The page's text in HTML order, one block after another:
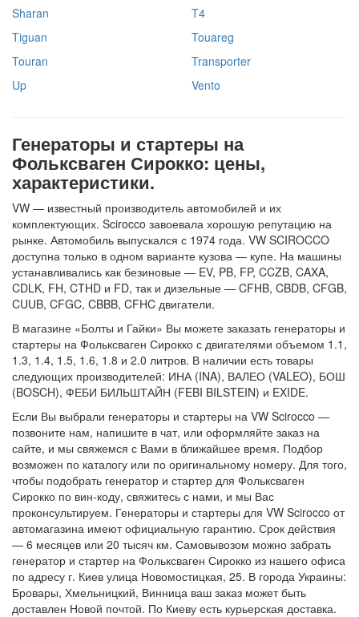
Sharan
T4
Tiguan
Touareg
Touran
Transporter
Up
Vento
Генераторы и стартеры на
Фольксваген Сирокко: цены,
характеристики.
VW — известный производитель автомобилей и их
комплектующих. Scirocco завоевала хорошую репутацию на
рынке. Автомобиль выпускался с 1974 года. VW SCIROCCO
доступна только в одном варианте кузова — купе. На машины
устанавливались как безиновые — EV, PB, FP, CCZB, CAXA,
CDLK, FH, CTHD и FD, так и дизельные — CFHB, CBDB, CFGB,
CUUB, CFGC, CBBB, CFHC двигатели.
В магазине «Болты и Гайки» Вы можете заказать генераторы и
стартеры на Фольксваген Сирокко с двигателями объемом 1.1,
1.3, 1.4, 1.5, 1.6, 1.8 и 2.0 литров. В наличии есть товары
следующих производителей: ИНА (INA), ВАЛЕО (VALEO), БОШ
(BOSCH), ФЕБИ БИЛЬШТАЙН (FEBI BILSTEIN) и EXIDE.
Если Вы выбрали генераторы и стартеры на VW Scirocco —
позвоните нам, напишите в чат, или оформляйте заказ на
сайте, и мы свяжемся с Вами в ближайшее время. Подбор
возможен по каталогу или по оригинальному номеру. Для того,
чтобы подобрать генератор и стартер для Фольксваген
Сирокко по вин-коду, свяжитесь с нами, и мы Вас
проконсультируем. Генераторы и стартеры для VW Scirocco от
автомагазина имеют официальную гарантию. Срок действия
— 6 месяцев или 20 тысяч км. Самовывозом можно забрать
генератор и стартер на Фольксваген Сирокко из нашего офиса
по адресу г. Киев улица Новомостицкая, 25. В города Украины:
Бровары, Хмельницкий, Винница ваш заказ может быть
доставлен Новой почтой. По Киеву есть курьерская доставка.